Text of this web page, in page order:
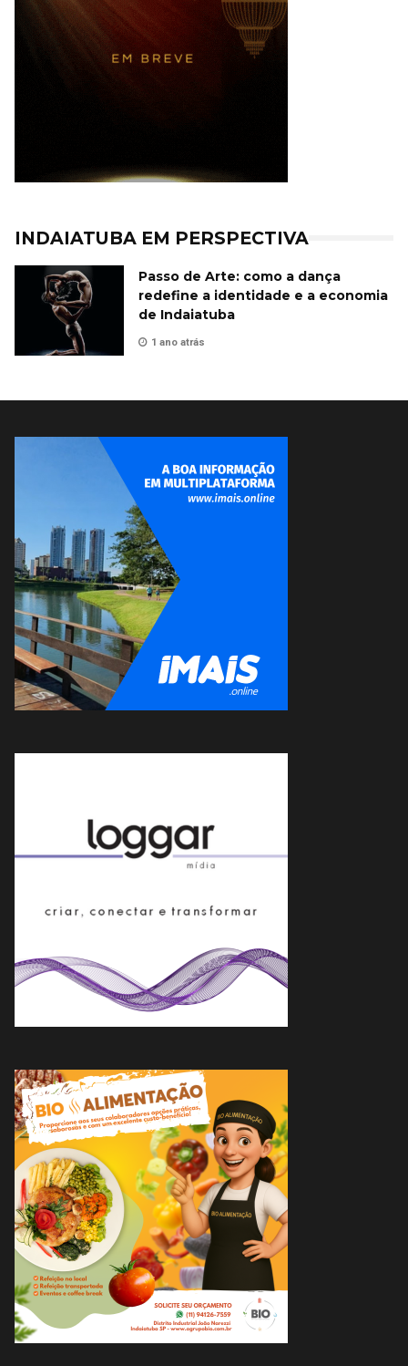
INDAIATUBA EM PERSPECTIVA
Passo de Arte: como a dança
redefine a identidade e a economia
de Indaiatuba
1 ano atrás